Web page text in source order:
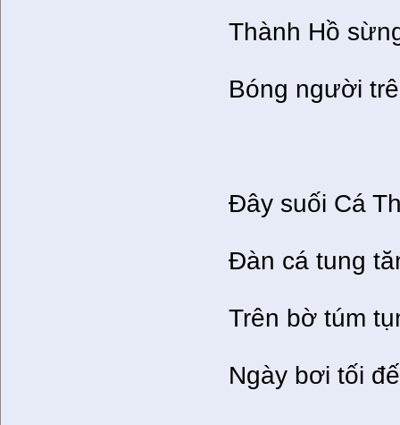
Thành Hồ
Bóng người
Đây suối Cá
Đàn cá tung
Trên bờ túm
Ngày bơi tối